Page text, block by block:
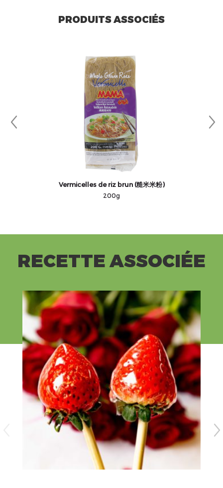
PRODUITS ASSOCIÉS
Vermicelles de riz brun (糙米米粉)
200g
RECETTE ASSOCIÉE